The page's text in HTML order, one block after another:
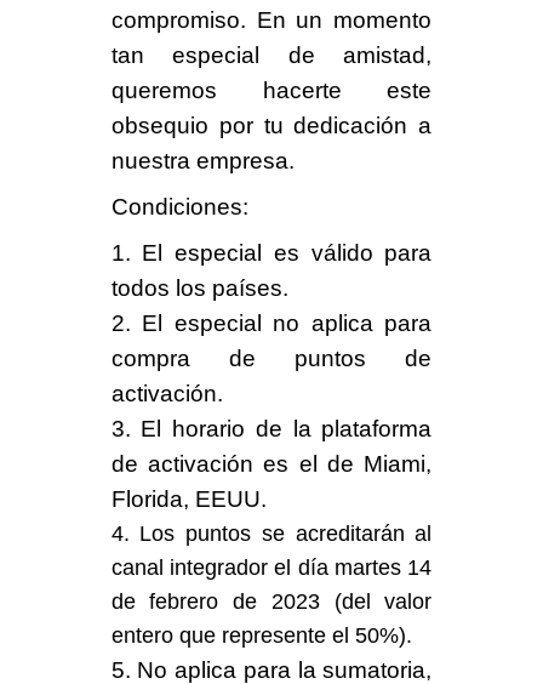
compromiso. En un momento
tan especial de amistad,
queremos hacerte este
obsequio por tu dedicación a
nuestra empresa.
Condiciones:
1. El especial es válido para
todos los países.
2. El especial no aplica para
compra de puntos de
activación.
3. El horario de la plataforma
de activación es el de Miami,
Florida, EEUU.
4. Los puntos se acreditarán al
canal integrador el día martes 14
de febrero de 2023 (del valor
entero que represente el 50%).
5. No aplica para la sumatoria,